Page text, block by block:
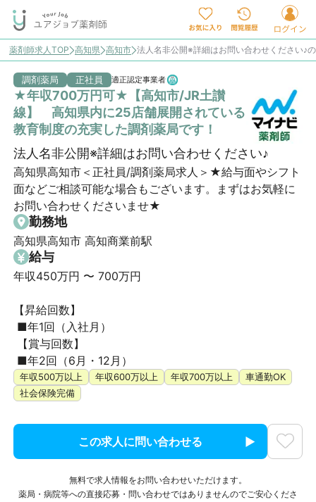
薬剤師求人TOP 高知県 高知市 法人名非公開※詳細はお問い合わせください♪
調剤薬局 正社員 適正認定事業者
★年収700万円可★【高知市/JR土讃
線】 高知県内に25店舗展開されている
教育制度の充実した調剤薬局です！
法人名非公開※詳細はお問い合わせください♪
高知県高知市＜正社員/調剤薬局求人＞★給与面やシフト
面などご相談可能な場合もございます。まずはお気軽に
お問い合わせくださいませ★
勤務地
高知県高知市 高知商業前駅
給与
年収450万円 〜 700万円
【昇給回数】
■年2回（6月・12月）
年収500万以上 年収600万以上 年収700万以上
車通勤OK
社会保険完備
この求人に問い合わせる
無料で求人情報をお問い合わせいただけます。
薬局・病院等への直接応募・問い合わせではありませんのでご安心くださ